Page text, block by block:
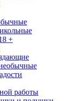
+
работы